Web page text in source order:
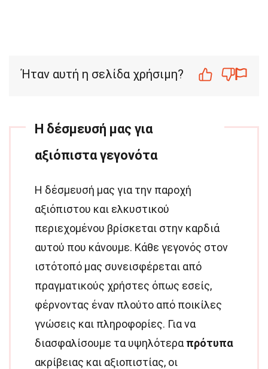
Ήταν αυτή η σελίδα χρήσιμη?
Η δέσμευσή μας για
αξιόπιστα γεγονότα
Η δέσμευσή μας για την παροχή
αξιόπιστου και ελκυστικού
περιεχομένου βρίσκεται στην καρδιά
αυτού που κάνουμε. Κάθε γεγονός στον
ιστότοπό μας συνεισφέρεται από
πραγματικούς χρήστες όπως εσείς,
φέρνοντας έναν πλούτο από ποικίλες
γνώσεις και πληροφορίες. Για να
διασφαλίσουμε τα υψηλότερα πρότυπα
ακρίβειας και αξιοπιστίας, οι